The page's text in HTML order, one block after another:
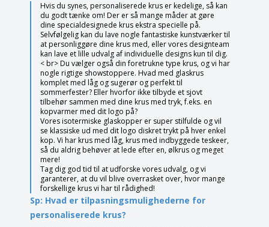
Hvis du synes, personaliserede krus er kedelige, så kan
du godt tænke om! Der er så mange måder at gøre
dine specialdesignede krus ekstra specielle på.
Selvfølgelig kan du lave nogle fantastiske kunstværker til
at personliggøre dine krus med, eller vores designteam
kan lave et lille udvalg af individuelle designs kun til dig.
< br> Du vælger også din foretrukne type krus, og vi har
nogle rigtige showstoppere. Hvad med glaskrus
komplet med låg og sugerør og perfekt til
sommerfester? Eller hvorfor ikke tilbyde et sjovt
tilbehør sammen med dine krus med tryk, f.eks. en
kopvarmer med dit logo på?
Vores isotermiske glaskopper er super stilfulde og vil
se klassiske ud med dit logo diskret trykt på hver enkel
kop. Vi har krus med låg, krus med indbyggede teskeer,
så du aldrig behøver at lede efter en, ølkrus og meget
mere!
Tag dig god tid til at udforske vores udvalg, og vi
garanterer, at du vil blive overrasket over, hvor mange
forskellige krus vi har til rådighed!
Sp: Hvad er tilpasningsmulighederne for
personaliserede krus?